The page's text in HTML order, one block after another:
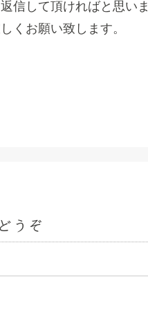
信して頂ければと思いま
くお願い致します。
うぞ